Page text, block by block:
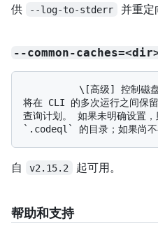
供
--log-to-stderr 并重定
--common-
将在 CLI 的多次运行之间保
查询计划。 如果未明确设置
自 v2.15.2 起可用。
帮助和支持